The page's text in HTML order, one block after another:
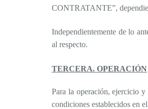
CONTRATANTE”,
Independientemente de lo
al respecto.
TERCERA. OPERACIÓN
Para la operación, ejercicio
condiciones establecidos en el